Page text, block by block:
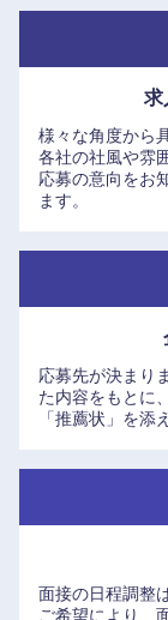
求
様々な角度から
各社の社風や雰
応募の意向をお
ます。
応募先が決まり
た内容をもとに
「推薦状」を添
面接の日程調整
ご希望により、
中国・
鳥取県
香川県